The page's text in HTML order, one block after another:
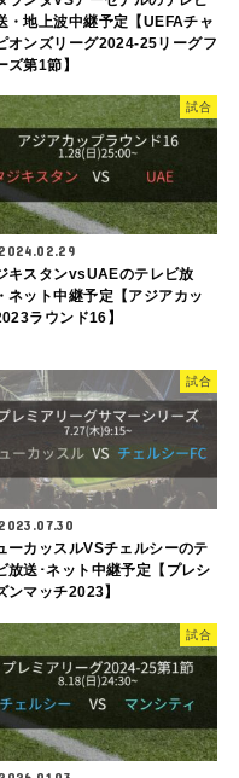
・地上波中継予定【UEFAチャ
オンズリーグ2024-25リーグフ
ズ第1節】
試合
2024.02.29
キスタンvsUAEのテレビ放
ネット中継予定【アジアカッ
ラウンド16】
試合
2023.07.30
ーカッスルVSチェルシーのテ
放送･ネット中継予定【プレシ
ンマッチ2023】
試合